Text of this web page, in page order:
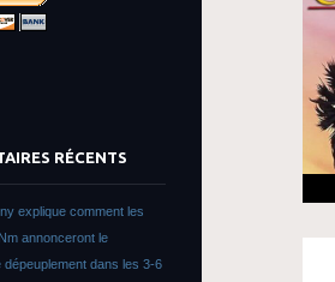
RÉCENTS
explique comment les
annonceront le
dans les 3-6